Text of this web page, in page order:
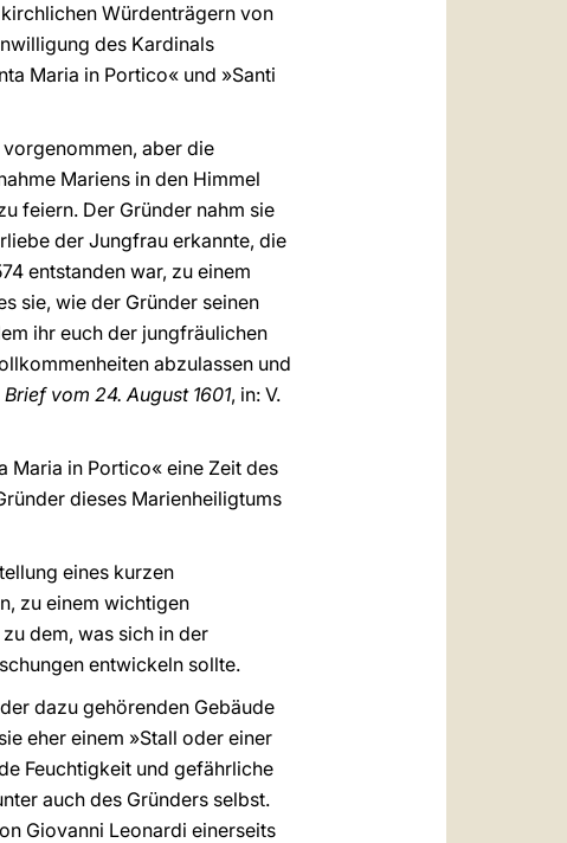
Würdenträgern von
des Kardinals
Maria in Portico« und »Santi
aber die
Mariens in den Himmel
feiern. Der Gründer nahm sie
der Jungfrau erkannte, die
entstanden war, zu einem
sie, wie der Gründer seinen
ihr euch der jungfräulichen
abzulassen und
Brief vom 24. August 1601, in: V.
Maria in Portico« eine Zeit des
dieses Marienheiligtums
eines kurzen
zu einem wichtigen
dem, was sich in der
entwickeln sollte.
dazu gehörenden Gebäude
eher einem »Stall oder einer
Feuchtigkeit und gefährliche
auch des Gründers selbst.
Giovanni Leonardi einerseits